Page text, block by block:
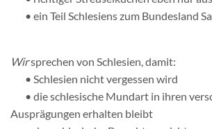
• ein Teil Schlesiens zum Bundesland
Wirsprechen von Schlesien, damit:
• Schlesien nicht vergessen wird
• die schlesische Mundart in ihren
Ausprägungen erhalten bleibt